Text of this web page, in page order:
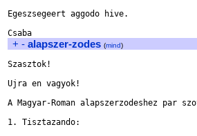
Egeszsegeert aggodo hive.
+ - alapszer-zodes (mind)
Szasztok!
Ujra en vagyok!
A Magyar-Roman alapszerzodeshez par
1. Tisztazando: